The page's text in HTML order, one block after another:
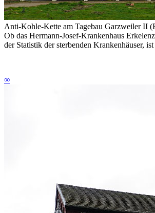
Anti-Kohle-Kette am Tagebau Garzweiler II
Ob das Hermann-Josef-Krankenhaus
der Statistik der sterbenden Krankenhäuser,
∞